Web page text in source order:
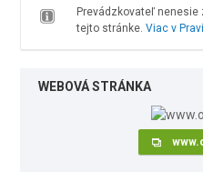
Prevádzkovateľ
tejto stránke. Viac v
WEBOVÁ STRÁNKA